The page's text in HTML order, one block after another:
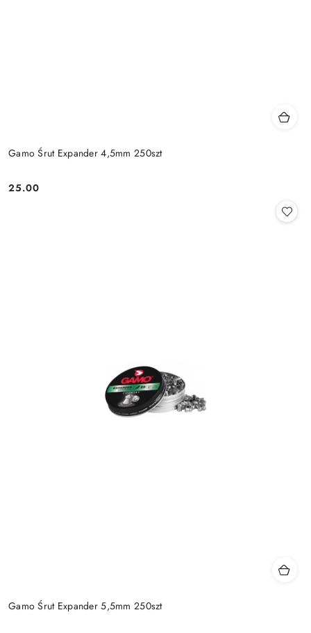
Gamo Śrut Expander 4,5mm 250szt
Cena:
25.00
Gamo Śrut Expander 5,5mm 250szt